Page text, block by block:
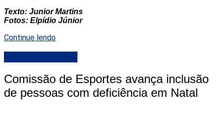
Texto: Junior Martins
Fotos: Elpídio Júnior
Continue lendo
Comissão de Esportes avança inclusão
de pessoas com deficiência em Natal